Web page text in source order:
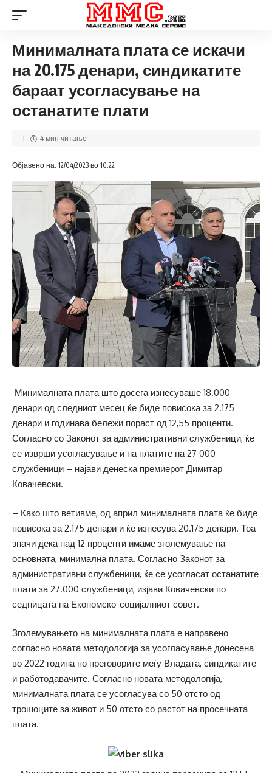
Минималната плата се искачи
на 20.175 денари, синдикатите
бараат усогласување на
останатите плати
Објавено на: 12/04/2023 во 10:22
4 мин читање
Минималната плата што досега изнесуваше 18.000
денари од следниот месец ќе биде повисока за 2.175
денари и годинава бележи пораст од 12,55 проценти.
Согласно со Законот за административни службеници, ќе
се изврши усогласување и на платите на 27 000
службеници – најави денеска премиерот Димитар
Ковачевски.
– Како што ветивме, од април минималната плата ќе биде
повисока за 2.175 денари и ќе изнесува 20.175 денари. Тоа
значи дека над 12 проценти имаме зголемување на
основната, минимална плата. Согласно Законот за
административни службеници, ќе се усогласат останатите
плати за 27.000 службеници, изјави Ковачевски по
седницата на Економско-социјалниот совет.
Зголемувањето на минималната плата е направено
согласно новата методологија за усогласување донесена
во 2022 година по преговорите меѓу Владата, синдикатите
и работодавачите. Согласно новата методологија,
минималната плата се усогласува со 50 отсто од
трошоците за живот и 50 отсто со растот на просечната
плата.